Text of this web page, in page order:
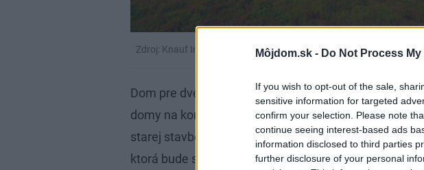
Môjdom.sk - Do Not Process
If you wish to opt-out of the sale,
sensitive information for targeted
confirm your selection. Please note
continue seeing interest-based ads
information disclosed to third parties
further disclosure of your personal
Zdroj: Knauf Insulation
Dom pre dve rodiny postavili na mieste, kde predtým
domy na konci svojej životnosti. Nadzemná stavba je
starej stavbe si však nechali tradičnú prešovskú
ktorá bude slúžiť ako štýlová vínna pivnička. Z